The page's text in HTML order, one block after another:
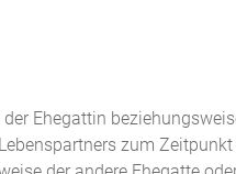
Ehegattin
zum Zeitpunkt